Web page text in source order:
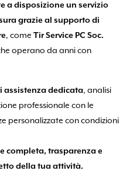
a disposizione un servizio
grazie al supporto di
, come Tir Service PC Soc.
operano da anni con
assistenza dedicata, analisi
professionale con le
personalizzate con condizioni
completa, trasparenza e
della tua attività.